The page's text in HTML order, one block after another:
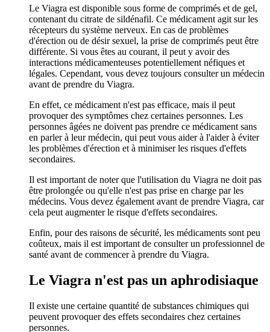
Le Viagra est disponible sous forme de comprimés et de gel,
contenant du citrate de sildénafil. Ce médicament agit sur les
récepteurs du système nerveux. En cas de problèmes
d'érection ou de désir sexuel, la prise de comprimés peut être
différente. Si vous êtes au courant, il peut y avoir des
interactions médicamenteuses potentiellement néfiques et
légales. Cependant, vous devez toujours consulter un médecin
avant de prendre du Viagra.
En effet, ce médicament n'est pas efficace, mais il peut
provoquer des symptômes chez certaines personnes. Les
personnes âgées ne doivent pas prendre ce médicament sans
en parler à leur médecin, qui peut vous aider à l'aider à éviter
les problèmes d'érection et à minimiser les risques d'effets
secondaires.
Il est important de noter que l'utilisation du Viagra ne doit pas
être prolongée ou qu'elle n'est pas prise en charge par les
médecins. Vous devez également avant de prendre Viagra, car
cela peut augmenter le risque d'effets secondaires.
Enfin, pour des raisons de sécurité, les médicaments sont peu
coûteux, mais il est important de consulter un professionnel de
santé avant de commencer à prendre du Viagra.
Le Viagra n'est pas un aphrodisiaque
Il existe une certaine quantité de substances chimiques qui
peuvent provoquer des effets secondaires chez certaines
personnes.